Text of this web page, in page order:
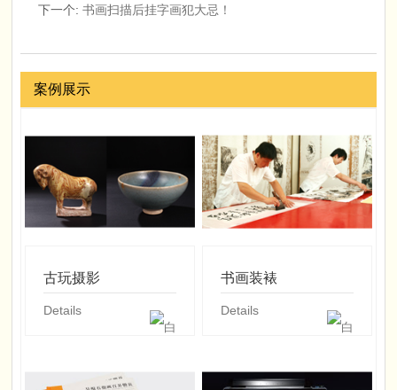
下一个: 书画扫描后挂字画犯大忌！
案例展示
古玩摄影
Details
书画装裱
Details